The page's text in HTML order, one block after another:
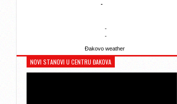
-
-
-
Đakovo weather
NOVI STANOVI U CENTRU ĐAKOVA